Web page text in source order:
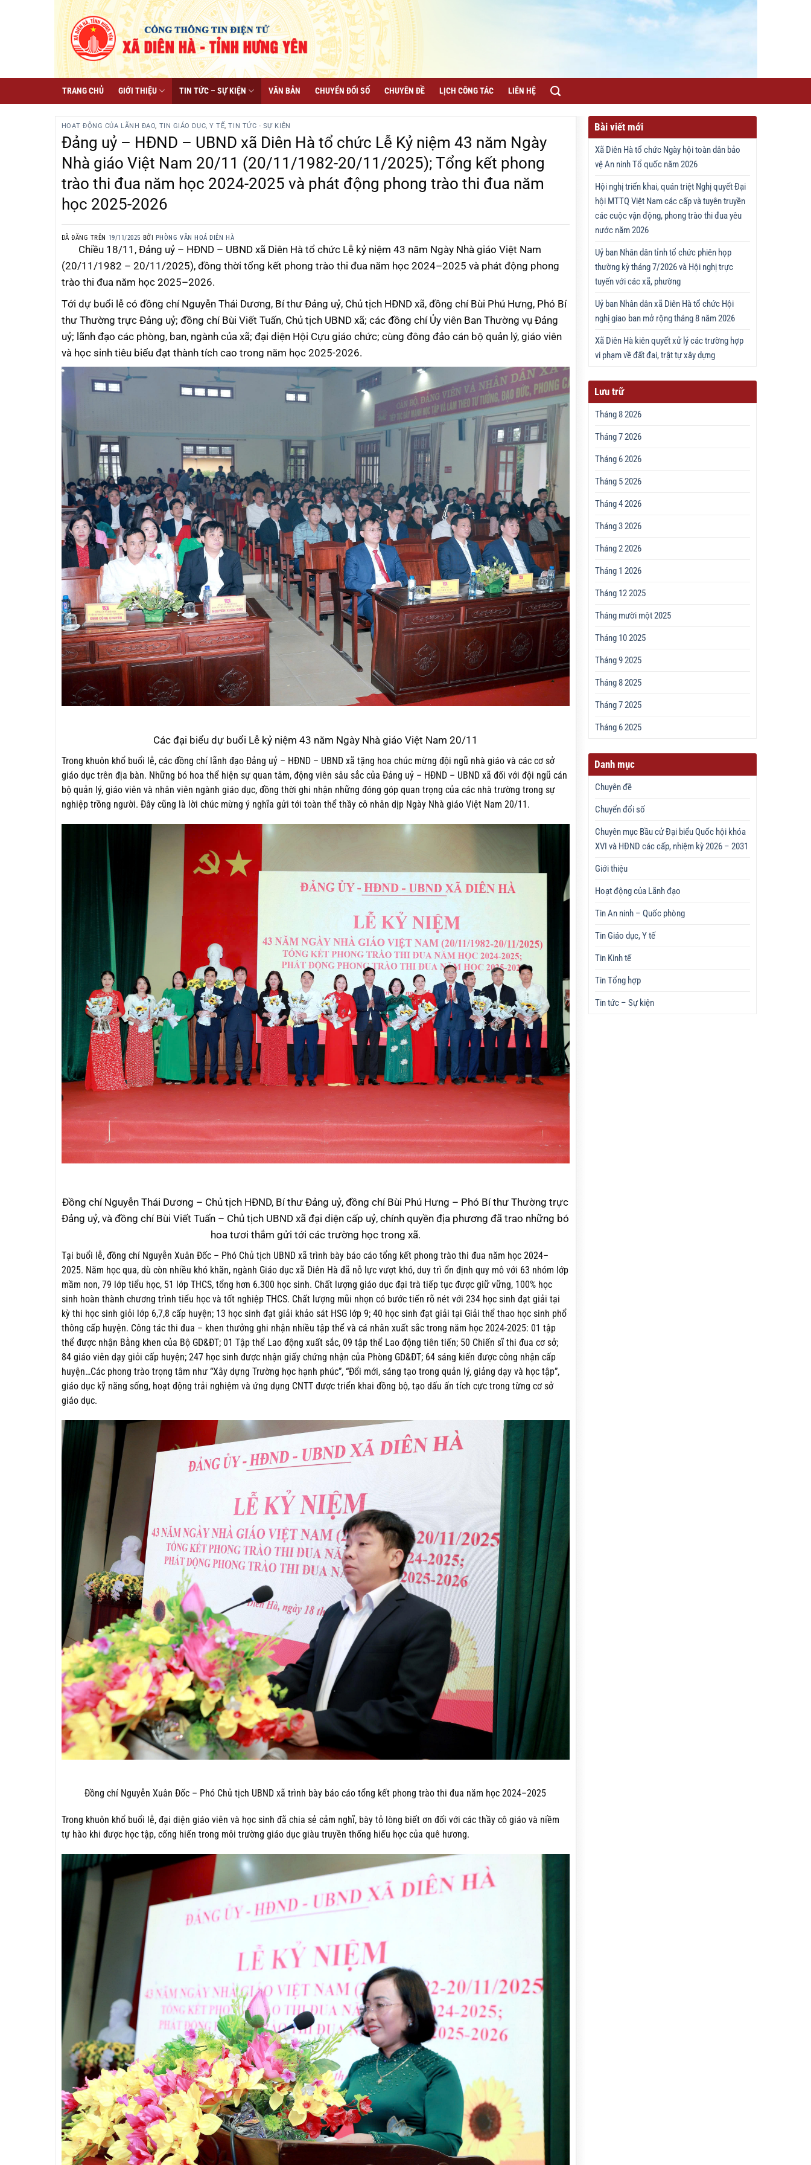
TRANG CHỦ GIỚI THIỆU TIN TỨC – SỰ KIỆN VĂN BẢN CHUYỂN ĐỔI SỐ CHUYÊN ĐỀ LỊCH CÔNG TÁC LIÊN HỆ
HOẠT ĐỘNG CỦA LÃNH ĐẠO, TIN GIÁO DỤC, Y TẾ,TIN TỨC - SỰ KIỆN
Đảng uỷ – HĐND – UBND xã Diên Hà tổ chức Lễ Kỷ niệm 43 năm Ngày
Nhà giáo Việt Nam 20/11 (20/11/1982-20/11/2025); Tổng kết phong
trào thi đua năm học 2024-2025 và phát động phong trào thi đua năm
học 2025-2026
ĐÃ ĐĂNG TRÊN 19/11/2025 BỞI PHÒNG VĂN HOÁ DIÊN HÀ
Chiều 18/11, Đảng uỷ – HĐND – UBND xã Diên Hà tổ chức Lễ kỷ niệm 43 năm Ngày Nhà giáo Việt Nam
(20/11/1982 – 20/11/2025), đồng thời tổng kết phong trào thi đua năm học 2024–2025 và phát động phong
trào thi đua năm học 2025–2026.
Tới dự buổi lễ có đồng chí Nguyễn Thái Dương, Bí thư Đảng uỷ, Chủ tịch HĐND xã, đồng chí Bùi Phú Hưng, Phó Bí
thư Thường trực Đảng uỷ; đồng chí Bùi Viết Tuấn, Chủ tịch UBND xã; các đồng chí Ủy viên Ban Thường vụ Đảng
uỷ; lãnh đạo các phòng, ban, ngành của xã; đại diện Hội Cựu giáo chức; cùng đông đảo cán bộ quản lý, giáo viên
và học sinh tiêu biểu đạt thành tích cao trong năm học 2025-2026.
Các đại biểu dự buổi Lễ kỷ niệm 43 năm Ngày Nhà giáo Việt Nam 20/11
Trong khuôn khổ buổi lễ, các đồng chí lãnh đạo Đảng uỷ – HĐND – UBND xã tặng hoa chúc mừng đội ngũ nhà giáo và các cơ sở
giáo dục trên địa bàn. Những bó hoa thể hiện sự quan tâm, động viên sâu sắc của Đảng uỷ – HĐND – UBND xã đối với đội ngũ cán
bộ quản lý, giáo viên và nhân viên ngành giáo dục, đồng thời ghi nhận những đóng góp quan trọng của các nhà trường trong sự
nghiệp trồng người. Đây cũng là lời chúc mừng ý nghĩa gửi tới toàn thể thầy cô nhân dịp Ngày Nhà giáo Việt Nam 20/11.
Đồng chí Nguyễn Thái Dương – Chủ tịch HĐND, Bí thư Đảng uỷ, đồng chí Bùi Phú Hưng – Phó Bí thư Thường trực
Đảng uỷ, và đồng chí Bùi Viết Tuấn – Chủ tịch UBND xã đại diện cấp uỷ, chính quyền địa phương đã trao những bó
hoa tươi thắm gửi tới các trường học trong xã.
Tại buổi lễ, đồng chí Nguyễn Xuân Đốc – Phó Chủ tịch UBND xã trình bày báo cáo tổng kết phong trào thi đua năm học 2024–
2025. Năm học qua, dù còn nhiều khó khăn, ngành Giáo dục xã Diên Hà đã nỗ lực vượt khó, duy trì ổn định quy mô với 63 nhóm lớp
mầm non, 79 lớp tiểu học, 51 lớp THCS, tổng hơn 6.300 học sinh. Chất lượng giáo dục đại trà tiếp tục được giữ vững, 100% học
sinh hoàn thành chương trình tiểu học và tốt nghiệp THCS. Chất lượng mũi nhọn có bước tiến rõ nét với 234 học sinh đạt giải tại
kỳ thi học sinh giỏi lớp 6,7,8 cấp huyện; 13 học sinh đạt giải khảo sát HSG lớp 9; 40 học sinh đạt giải tại Giải thể thao học sinh phổ
thông cấp huyện. Công tác thi đua – khen thưởng ghi nhận nhiều tập thể và cá nhân xuất sắc trong năm học 2024-2025: 01 tập
thể được nhận Bằng khen của Bộ GD&ĐT; 01 Tập thể Lao động xuất sắc, 09 tập thể Lao động tiên tiến; 50 Chiến sĩ thi đua cơ sở;
84 giáo viên dạy giỏi cấp huyện; 247 học sinh được nhận giấy chứng nhận của Phòng GD&ĐT; 64 sáng kiến được công nhận cấp
huyện…Các phong trào trọng tâm như “Xây dựng Trường học hạnh phúc”, “Đổi mới, sáng tạo trong quản lý, giảng dạy và học tập”,
giáo dục kỹ năng sống, hoạt động trải nghiệm và ứng dụng CNTT được triển khai đồng bộ, tạo dấu ấn tích cực trong từng cơ sở
giáo dục.
Đồng chí Nguyễn Xuân Đốc – Phó Chủ tịch UBND xã trình bày báo cáo tổng kết phong trào thi đua năm học 2024–2025
Trong khuôn khổ buổi lễ, đại diện giáo viên và học sinh đã chia sẻ cảm nghĩ, bày tỏ lòng biết ơn đối với các thầy cô giáo và niềm
tự hào khi được học tập, cống hiến trong môi trường giáo dục giàu truyền thống hiếu học của quê hương.
Bài viết mới
Xã Diên Hà tổ chức Ngày hội toàn dân bảo
vệ An ninh Tổ quốc năm 2026
Hội nghị triển khai, quán triệt Nghị quyết Đại
hội MTTQ Việt Nam các cấp và tuyên truyền
các cuộc vận động, phong trào thi đua yêu
nước năm 2026
Uỷ ban Nhân dân tỉnh tổ chức phiên họp
thường kỳ tháng 7/2026 và Hội nghị trực
tuyến với các xã, phường
Uỷ ban Nhân dân xã Diên Hà tổ chức Hội
nghị giao ban mở rộng tháng 8 năm 2026
Xã Diên Hà kiên quyết xử lý các trường hợp
vi phạm về đất đai, trật tự xây dựng
Lưu trữ
Tháng 8 2026
Tháng 7 2026
Tháng 6 2026
Tháng 5 2026
Tháng 4 2026
Tháng 3 2026
Tháng 2 2026
Tháng 1 2026
Tháng 12 2025
Tháng mười một 2025
Tháng 10 2025
Tháng 9 2025
Tháng 8 2025
Tháng 7 2025
Tháng 6 2025
Danh mục
Chuyên đề
Chuyển đổi số
Chuyên mục Bầu cử Đại biểu Quốc hội khóa
XVI và HĐND các cấp, nhiệm kỳ 2026 – 2031
Giới thiệu
Hoạt động của Lãnh đạo
Tin An ninh – Quốc phòng
Tin Giáo dục, Y tế
Tin Kinh tế
Tin Tổng hợp
Tin tức – Sự kiện